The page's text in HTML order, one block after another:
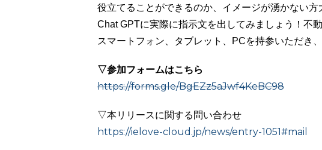
役立てることができるのか、イメージが湧かない方
Chat GPTに実際に指示文を出してみましょう！不
スマートフォン、タブレット、PCを持参いただき
▽参加フォームはこちら
https://forms.gle/BgEZz5aJwf4KeBC98
▽本リリースに関する問い合わせ
https://ielove-cloud.jp/news/entry-1051#mail